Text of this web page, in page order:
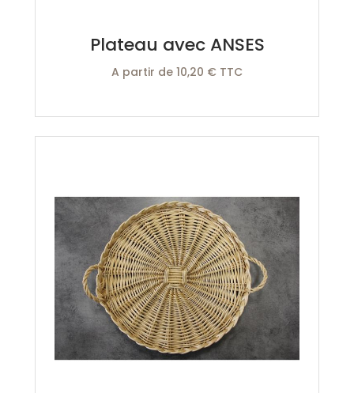
Plateau avec ANSES
A partir de 10,20 € TTC